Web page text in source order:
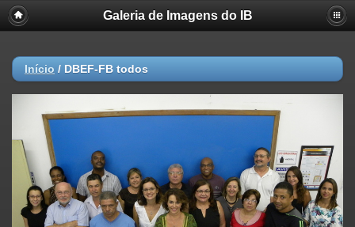
Galeria de Imagens do IB
Início / DBEF-FB todos